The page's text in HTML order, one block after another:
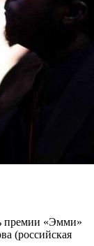
премии «Эмми»
(российская